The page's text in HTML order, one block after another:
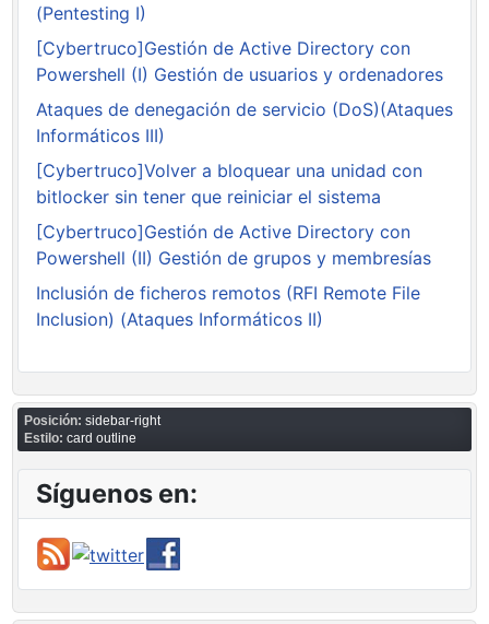
(Pentesting I)
[Cybertruco]Gestión de Active Directory con
Powershell (I) Gestión de usuarios y ordenadores
Ataques de denegación de servicio (DoS)(Ataques
Informáticos III)
[Cybertruco]Volver a bloquear una unidad con
bitlocker sin tener que reiniciar el sistema
[Cybertruco]Gestión de Active Directory con
Powershell (II) Gestión de grupos y membresías
Inclusión de ficheros remotos (RFI Remote File
Inclusion) (Ataques Informáticos II)
Posición: sidebar-right
Estilo: card outline
Síguenos en: